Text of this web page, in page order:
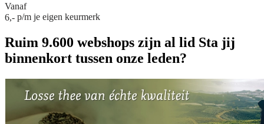
Vanaf
6,- p/m je eigen keurmerk
Ruim 9.600 webshops zijn al lid Sta jij
binnenkort tussen onze leden?